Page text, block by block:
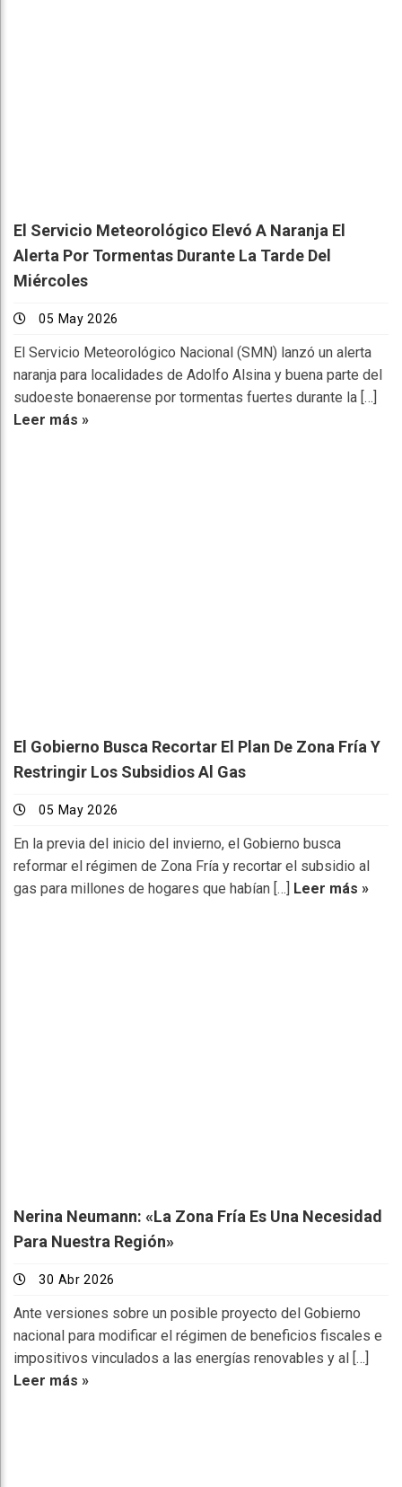
El Servicio Meteorológico Elevó A Naranja El
Alerta Por Tormentas Durante La Tarde Del
Miércoles
05 May 2026
El Servicio Meteorológico Nacional (SMN) lanzó un alerta
naranja para localidades de Adolfo Alsina y buena parte del
sudoeste bonaerense por tormentas fuertes durante la […]
Leer más »
El Gobierno Busca Recortar El Plan De Zona Fría Y
Restringir Los Subsidios Al Gas
05 May 2026
En la previa del inicio del invierno, el Gobierno busca
reformar el régimen de Zona Fría y recortar el subsidio al
gas para millones de hogares que habían […]
Leer más »
Nerina Neumann: «La Zona Fría Es Una Necesidad
Para Nuestra Región»
30 Abr 2026
Ante versiones sobre un posible proyecto del Gobierno
nacional para modificar el régimen de beneficios fiscales e
impositivos vinculados a las energías renovables y al […]
Leer más »